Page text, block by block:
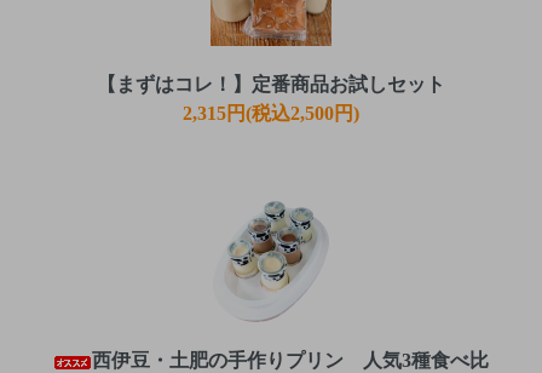
【まずはコレ！】定番商品お試しセット
2,315円(税込2,500円)
西伊豆・土肥の手作りプリン 人気3種食べ比